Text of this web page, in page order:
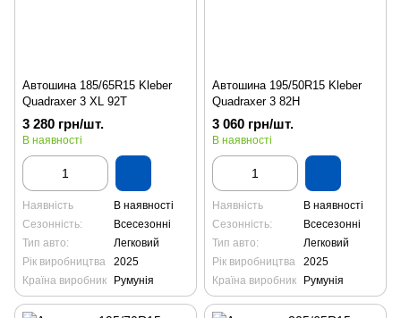
Автошина 185/65R15 Kleber
Quadraxer 3 XL 92T
3 280 грн/шт.
В наявності
Наявність
В наявності
Сезонність:
Всесезонні
Тип авто:
Легковий
Рік виробництва
2025
Країна виробник
Румунія
Автошина 195/50R15 Kleber
Quadraxer 3 82H
3 060 грн/шт.
В наявності
Наявність
В наявності
Сезонність:
Всесезонні
Тип авто:
Легковий
Рік виробництва
2025
Країна виробник
Румунія